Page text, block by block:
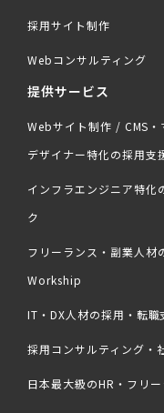
採用サイト制作
Webコンサルティング
提供サービス
Webサイト制作 / CMS
デザイナー特化の採用支
インフラエンジニア特化
ク
フリーランス・副業人材
Workship
IT・DX人材の採用・転
採用コンサルティング・
日本最大級のHR・フリ